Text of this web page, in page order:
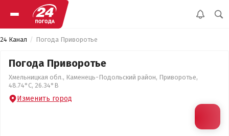
24 Канал Погода Приворотье
Погода Приворотье
Хмельницкая обл., Каменець-Подольский район, Приворотье,
48.74°С, 26.34°В
Изменить город